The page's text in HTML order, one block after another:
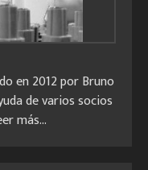
en 2012 por Bruno
de varios socios
más...